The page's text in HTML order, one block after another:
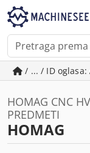
/ ... / ID oglasa:
HOMAG CNC
PREDMETI
HOMAG